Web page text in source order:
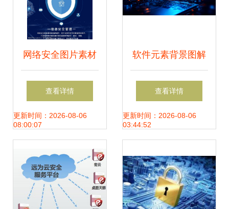
网络安全图片素材
与网络信息安全软
件开发指南
查看详情
更新时间：2026-08-06
08:00:07
软件元素背景图解
析 从编号
35835269看网络与
查看详情
更新时间：2026-08-06
03:44:52